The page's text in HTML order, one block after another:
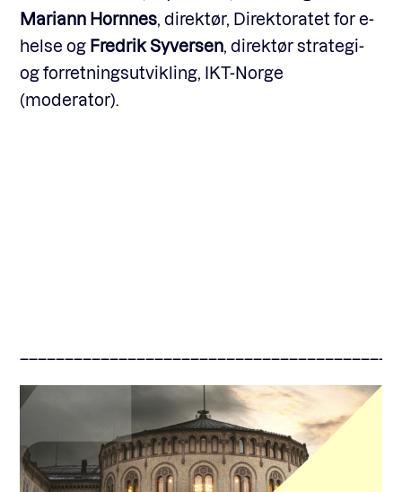
Mariann Hornnes, direktør, Direktoratet for e-
helse og Fredrik Syversen, direktør strategi-
og forretningsutvikling, IKT-Norge
(moderator).